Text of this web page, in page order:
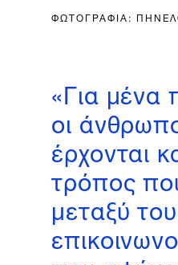
ΦΩΤΟΓΡΑΦΙΑ:
«Για μένα
οι
έρχονται
τρόπος
μεταξύ